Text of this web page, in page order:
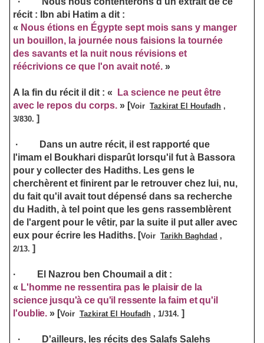
récit : Ibn abi Hatim a dit :
« Nous étions en Égypte sept mois sans y manger
un bouillon, la journée nous faisions la tournée
des savants et la nuit nous révisions et
réécrivions ce que l'on avait noté.»
A la fin du récit il dit : «
La science ne peut être
avec le repos du corps. » [VoirTazkirat El Houfadh ,
3/830. ]
·
Dans un autre récit, il est rapporté que
l'imam el Boukhari disparût lorsqu'il fut à Bassora
pour y collecter des Hadiths. Les gens le
cherchèrent et finirent par le retrouver chez lui, nu,
du fait qu'il avait tout dépensé dans sa recherche
du Hadith, à tel point que les gens rassemblèrent
de l'argent pour le vêtir, par la suite il put aller avec
eux pour écrire les Hadiths. [VoirTarikh Baghdad ,
2/13. ]
·
El Nazrou ben Choumail a dit :
« L'homme ne ressentira pas le plaisir de la
science jusqu'à ce qu'il ressente la faim et qu'il
l'oublie. » [Voir Tazkirat El Houfadh, 1/314. ]
·
D'ailleurs, les récits des Salafs Salehs